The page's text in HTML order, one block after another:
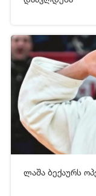
[xfgiven_video2][/
ლაშა ბექაურს